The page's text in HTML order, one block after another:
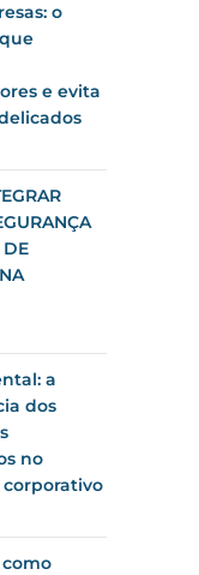
o
e evita
DE
a
dos
no